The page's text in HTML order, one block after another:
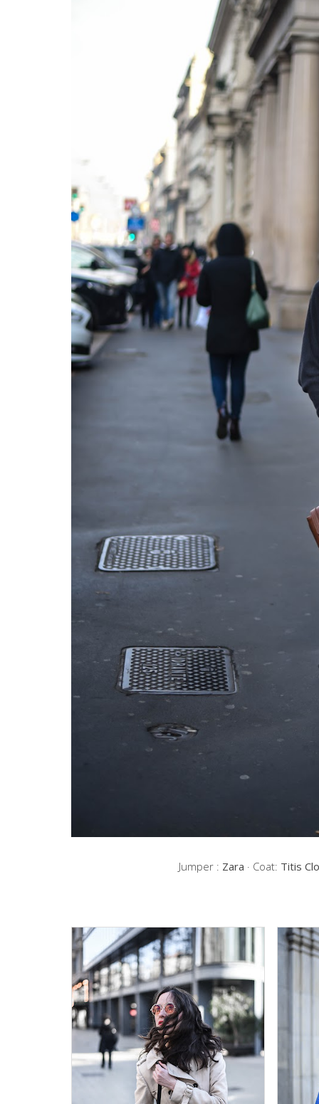
Jumper : Zara · Coat: Titis